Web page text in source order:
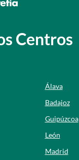
Centros
Álava
Badajoz
Guipúzcoa
León
Madrid